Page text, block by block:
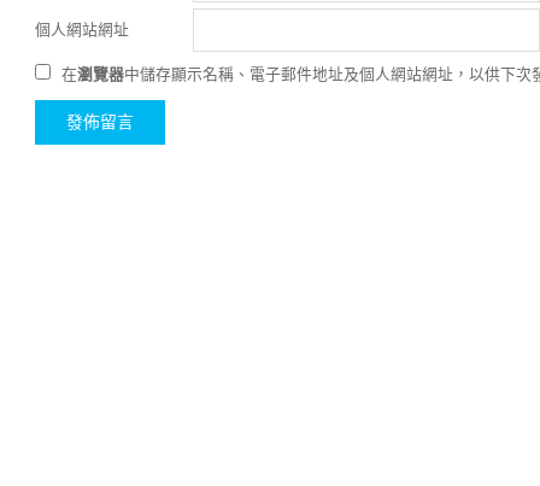
個人網站網址
在瀏覽器中儲存顯示名稱、電子郵件地址及個人網站網址，以供下次